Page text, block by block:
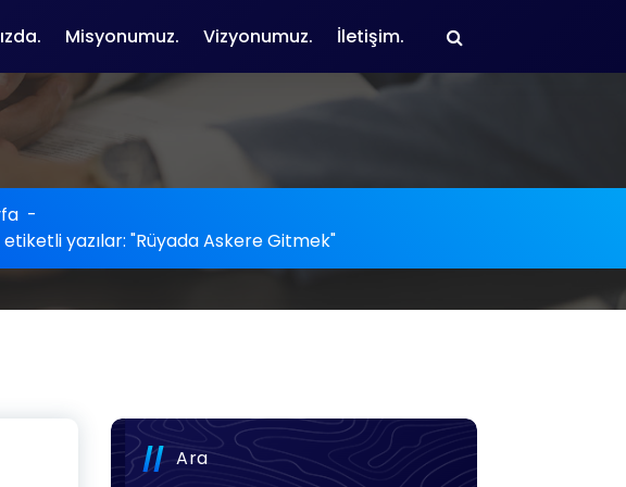
Misyonumuz. Vizyonumuz. İletişim.
-
etiketli yazılar: "Rüyada Askere Gitmek"
Ara